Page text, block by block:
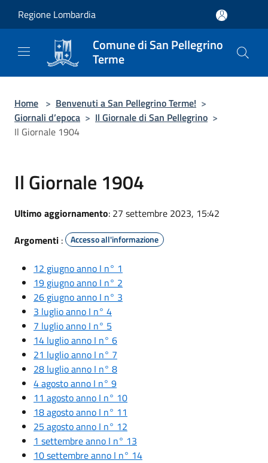
Regione Lombardia
Comune di San Pellegrino
Terme
Home > Benvenuti a San Pellegrino Terme! >
Giornali d’epoca > Il Giornale di San Pellegrino >
Il Giornale 1904
Il Giornale 1904
Ultimo aggiornamento: 27 settembre 2023, 15:42
Argomenti : Accesso all'informazione
12 giugno anno I n° 1
19 giugno anno I n° 2
26 giugno anno I n° 3
3 luglio anno I n° 4
7 luglio anno I n° 5
14 luglio anno I n° 6
21 luglio anno I n° 7
28 luglio anno I n° 8
4 agosto anno I n° 9
11 agosto anno I n° 10
18 agosto anno I n° 11
25 agosto anno I n° 12
1 settembre anno I n° 13
10 settembre anno I n° 14